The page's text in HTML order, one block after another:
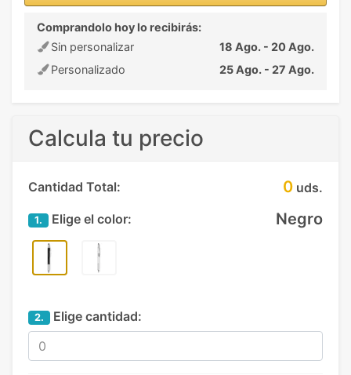
Comprandolo hoy lo recibirás:
Sin personalizar
18 Ago. - 20 Ago.
Personalizado
25 Ago. - 27 Ago.
Calcula tu precio
Cantidad Total: 0 uds.
1. Elige el color: Negro
2. Elige cantidad: